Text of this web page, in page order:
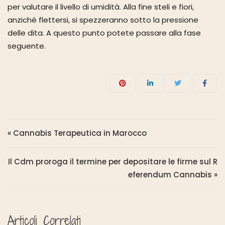
per valutare il livello di umidità. Alla fine steli e fiori,
anziché flettersi, si spezzeranno sotto la pressione
delle dita. A questo punto potete passare alla fase
seguente.
« Cannabis Terapeutica in Marocco
Il Cdm proroga il termine per depositare le firme sul R
eferendum Cannabis »
Articoli Correlati